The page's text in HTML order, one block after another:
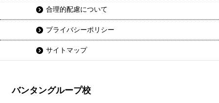
合理的配慮について
プライバシーポリシー
サイトマップ
バンタングループ校